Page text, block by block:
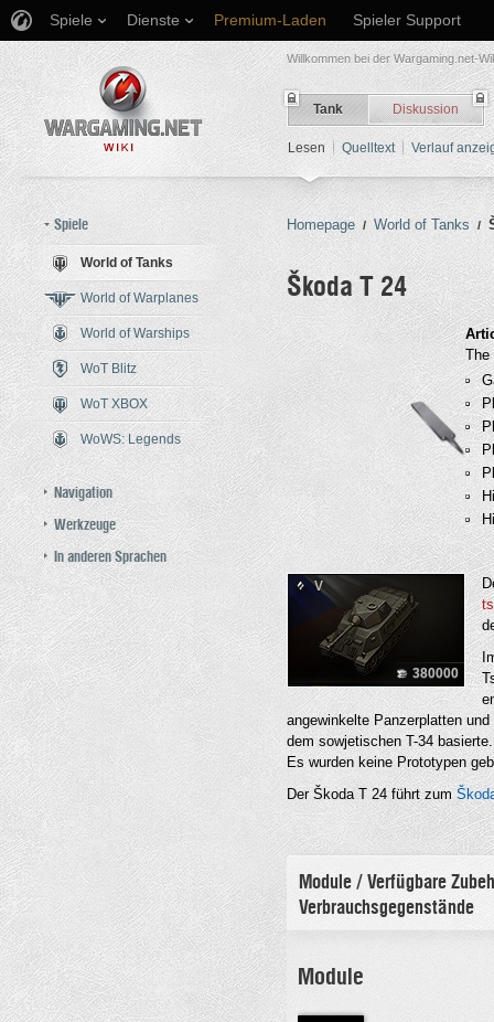
Spiele Dienste Premium-Laden Spieler Support
Willkommen bei der Wargaming.net-
Tank Diskussion
Lesen Quelltext Verlauf
Spiele
World of Tanks
World of Warplanes
World of Warships
WoT Blitz
WoT XBOX
WoWS: Legends
Navigation
Werkzeuge
In anderen Sprachen
Homepage / World of Tanks /
Škoda T 24
Wechseln zu: Navigation,Suche
The
V
380000
angewinkelte Panzerplatten
dem sowjetischen T-34
Es wurden keine Prototypen
Der Škoda T 24 führt zum
Module / Verfügbare
Verbrauchsgegenstände
Module